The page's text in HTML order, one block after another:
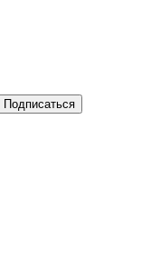
Подписаться